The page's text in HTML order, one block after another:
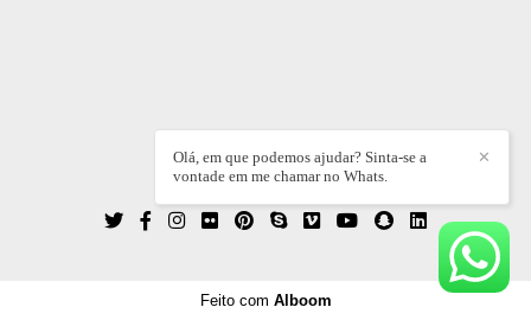
WILLIAN DIEZ/CONTATO
✕
Olá, em que podemos ajudar? Sinta-se a
vontade em me chamar no Whats.
Feito com Alboom